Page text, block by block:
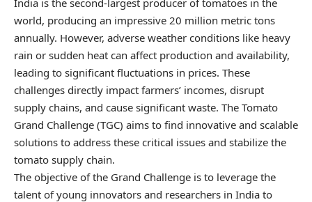
world, producing an impressive 20 million metric tons
annually. However, adverse weather conditions like heavy
rain or sudden heat can affect production and availability,
leading to significant fluctuations in prices. These
challenges directly impact farmers’ incomes, disrupt
supply chains, and cause significant waste. The Tomato
Grand Challenge (TGC) aims to find innovative and scalable
solutions to address these critical issues and stabilize the
tomato supply chain.
The objective of the Grand Challenge is to leverage the
talent of young innovators and researchers in India to